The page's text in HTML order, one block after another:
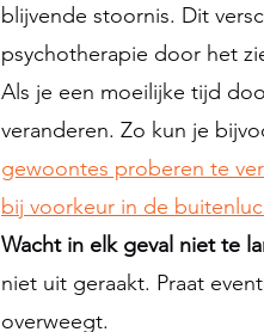
blijvende stoornis. Dit
psychotherapie door het
Als je een moeilijke tijd
veranderen. Zo kun je
gewoontes proberen te
bij voorkeur in de
Wacht in elk geval niet te
niet uit geraakt. Praat
overweegt.